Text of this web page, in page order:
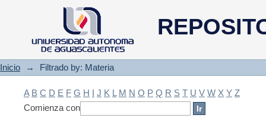
Filtrado by: Materia
Inicio → Filtrado by: Materia
A B C D E F G H I J K L M N O P Q R S T U V W X Y Z
Comienza con